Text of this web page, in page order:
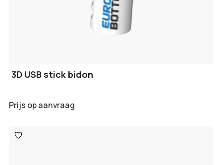
3D USB stick bidon
Prijs op aanvraag
Toevoegen
aan